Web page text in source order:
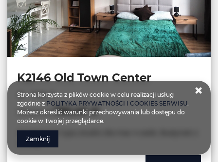
K2146 Old Town Center
miejsc: 3
Cena już od 385,46 zł
Apartament typu studio dla max 4 osób. Budynek z
windą .
Strona korzysta z plików cookie w celu realizacji usług
zgodnie z POLITYKA PRYWATNOŚCI I COOKIES SERWISU.
Możesz określić warunki przechowywania lub dostępu do
cookie w Twojej przeglądarce.
Zamknij